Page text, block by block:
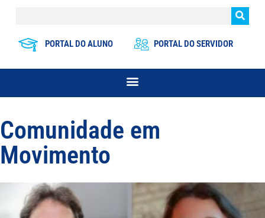
PORTAL DO ALUNO PORTAL DO SERVIDOR
Comunidade em
Movimento